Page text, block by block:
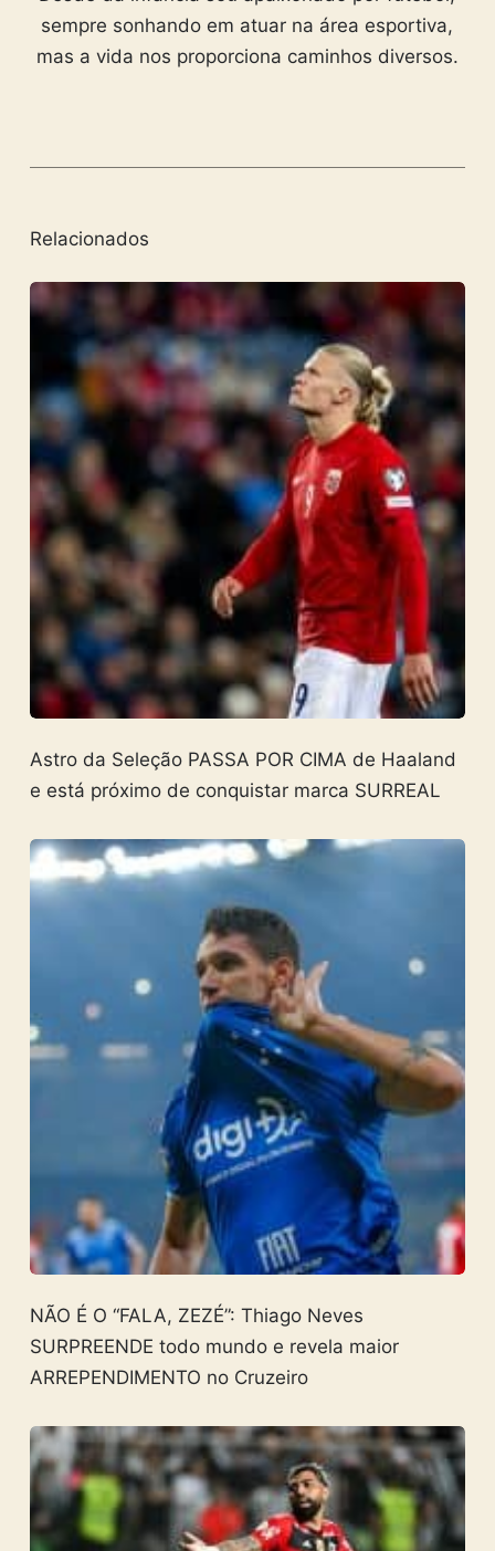
sempre sonhando em atuar na área esportiva,
mas a vida nos proporciona caminhos diversos.
Relacionados
Astro da Seleção PASSA POR CIMA de Haaland
e está próximo de conquistar marca SURREAL
NÃO É O “FALA, ZEZÉ”: Thiago Neves
SURPREENDE todo mundo e revela maior
ARREPENDIMENTO no Cruzeiro